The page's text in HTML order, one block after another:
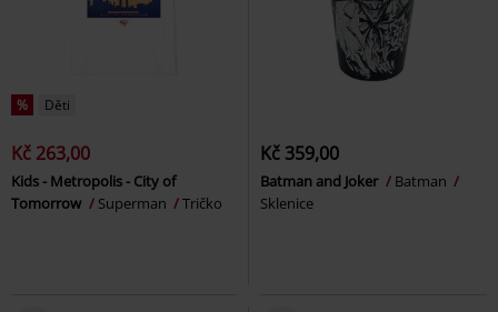
% Děti
Kč 263,00
Kids - Metropolis - City of
Tomorrow
Superman Tričko
Kč 359,00
Batman and Joker
Batman
Sklenice